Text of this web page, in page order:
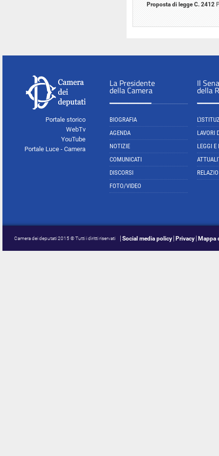
Proposta di legge C. 2412
Portale storico
WebTv
YouTube
Portale Luce - Camera
La Presidente
della Camera
BIOGRAFIA
AGENDA
NOTIZIE
COMUNICATI
DISCORSI
FOTO/VIDEO
Il
della
LAVORI
LEGGI E
Camera dei deputati 2015 © Tutti i diritti riservati Social media policy Privacy Mappa